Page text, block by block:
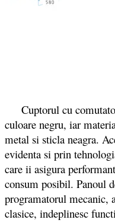
Cuptorul cu
culoare negru, iar
metal si sticla neagra.
evidenta si prin
care ii asigura
consum posibil. Panoul
programatorul mecanic,
clasice, indeplinesc